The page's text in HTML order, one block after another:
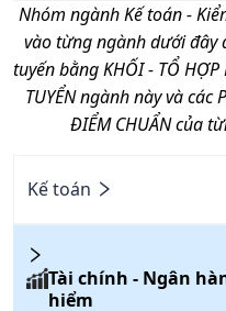
Nhóm ngànhKế toán -
vào từng ngành dưới đây
tuyến bằng KHỐI - TỔ HỢP
TUYỂN ngành này và
ĐIỂM CHUẨN của
Kế toán
Tài chính - Ngân
hiểm